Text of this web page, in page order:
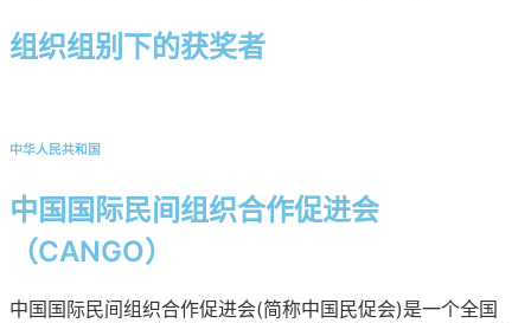
组织组别下的获奖者
中华人民共和国
中国国际民间组织合作促进会
（CANGO）
中国国际民间组织合作促进会(简称中国民促会)是一个全国